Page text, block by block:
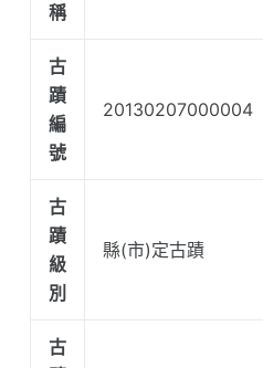
稱
古
蹟
編
號
20130207000004
古
蹟
級
別
縣(市)定古蹟
古